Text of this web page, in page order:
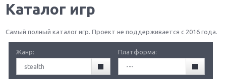
Каталог игр
Самый полный каталог игр. Проект не поддерживается с 2016 года.
Жанр:
stealth
Платформа:
---